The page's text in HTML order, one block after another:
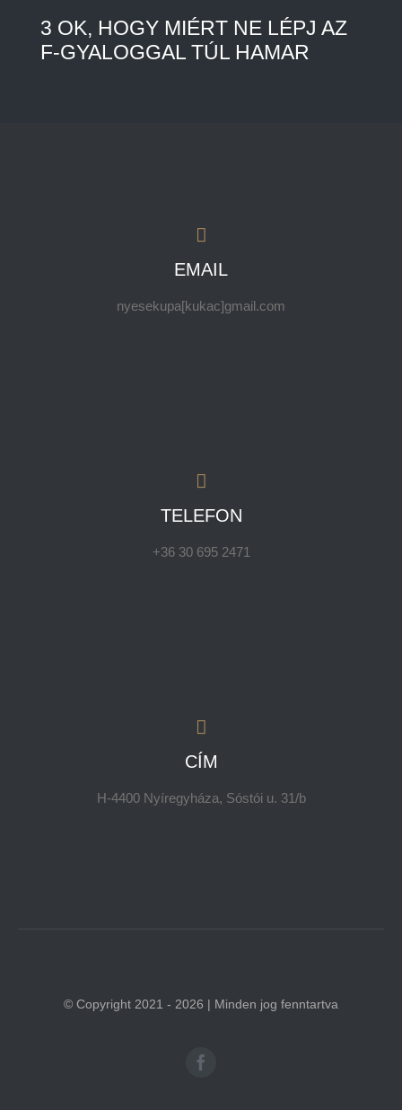
3 OK, HOGY MIÉRT NE LÉPJ AZ
F-GYALOGGAL TÚL HAMAR
EMAIL
nyesekupa[kukac]gmail.com
TELEFON
+36 30 695 2471
CÍM
H-4400 Nyíregyháza, Sóstói u. 31/b
© Copyright 2021 - 2026 | Minden jog fenntartva